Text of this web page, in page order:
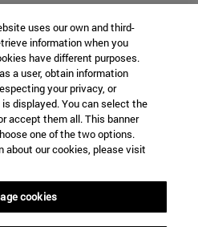
uses our own and third-
information when you
have different purposes.
a user, obtain information
your privacy, or
displayed. You can select the
accept them all. This banner
one of the two options.
about our cookies, please visit
cookies